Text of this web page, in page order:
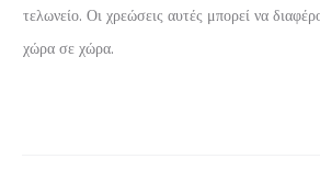
τελωνείο. Οι χρεώσεις αυτές μπορεί να
χώρα σε χώρα.